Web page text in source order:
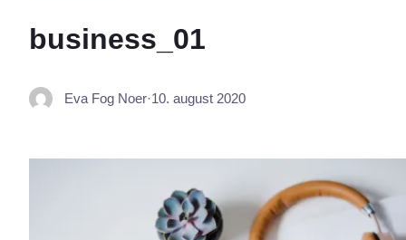
business_01
Eva Fog Noer·10. august 2020